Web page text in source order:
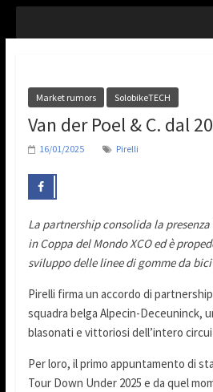
Market rumors SolobikeTECH
Van der Poel & C. dal
16/01/2025 Pirelli
La partnership consolida la
in Coppa del Mondo XCO ed è
sviluppo delle linee di gomme da
Pirelli firma un accordo di
squadra belga Alpecin-Deceuninck,
blasonati e vittoriosi dell’intero
Per loro, il primo appuntamento di
Tour Down Under 2025 e da quel